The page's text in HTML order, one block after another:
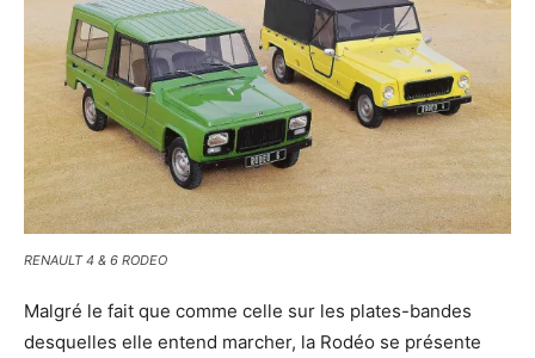
RENAULT 4 & 6 RODEO
Malgré le fait que comme celle sur les plates-bandes
desquelles elle entend marcher, la Rodéo se présente